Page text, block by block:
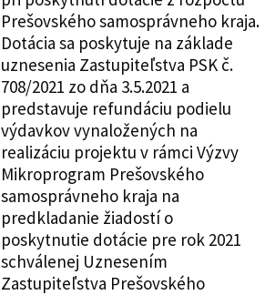
Prešovského samosprávneho kraja.
Dotácia sa poskytuje na základe
uznesenia Zastupiteľstva PSK č.
708/2021 zo dňa 3.5.2021 a
predstavuje refundáciu podielu
výdavkov vynaložených na
realizáciu projektu v rámci Výzvy
Mikroprogram Prešovského
samosprávneho kraja na
predkladanie žiadostí o
poskytnutie dotácie pre rok 2021
schválenej Uznesením
Zastupiteľstva Prešovského